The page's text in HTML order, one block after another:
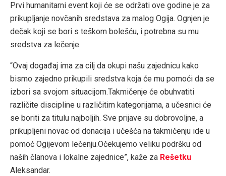
Prvi humanitarni event koji će se održati ove godine je za
prikupljanje novčanih sredstava za malog Ogija. Ognjen je
dečak koji se bori s teškom bolešću, i potrebna su mu
sredstva za lečenje.
“Ovaj događaj ima za cilj da okupi našu zajednicu kako
bismo zajedno prikupili sredstva koja će mu pomoći da se
izbori sa svojom situacijom.Takmičenje će obuhvatiti
različite discipline u različitim kategorijama, a učesnici će
se boriti za titulu najboljih. Sve prijave su dobrovoljne, a
prikupljeni novac od donacija i učešća na takmičenju ide u
pomoć Ogijevom lečenju.Očekujemo veliku podršku od
naših članova i lokalne zajednice”, kaže za Rešetku
Aleksandar.